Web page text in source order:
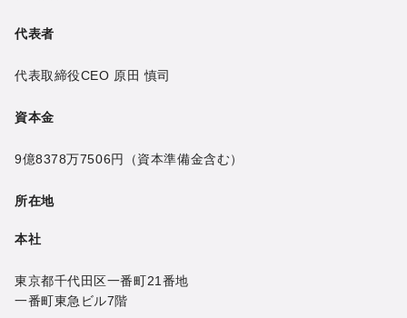
代表者
代表取締役CEO 原田 慎司
資本金
9億8378万7506円 （資本準備金含む）
所在地
本社
東京都千代田区一番町21番地
一番町東急ビル7階